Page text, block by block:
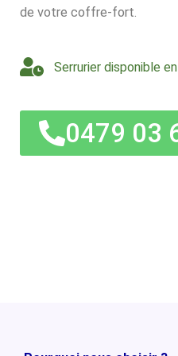
de votre coffre-fort.
Serrurier disponible
0479 03